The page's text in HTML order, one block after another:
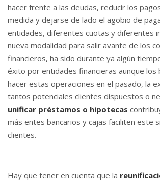
hacer frente a las deudas, reducir los
medida y dejarse de lado el agobio de
entidades, diferentes cuotas y diferentes
nueva modalidad para salir avante de los
financieros, ha sido durante ya algún
éxito por entidades financieras aunque los
hacer estas operaciones en el pasado, la
tantos potenciales clientes dispuestos o
unificar préstamos o hipotecas
más entes bancarios y cajas faciliten este
clientes.
Hay que tener en cuenta que la